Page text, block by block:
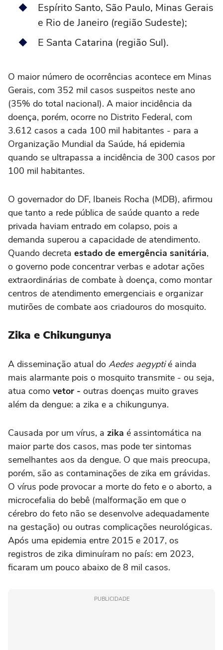
Espírito Santo, São Paulo, Minas Gerais
e Rio de Janeiro (região Sudeste);
E Santa Catarina (região Sul).
O maior número de ocorrências acontece em Minas
Gerais, com 352 mil casos suspeitos neste ano
(35% do total nacional). A maior incidência da
doença, porém, ocorre no Distrito Federal, com
3.612 casos a cada 100 mil habitantes - para a
Organização Mundial da Saúde, há epidemia
quando se ultrapassa a incidência de 300 casos por
100 mil habitantes.
O governador do DF, Ibaneis Rocha (MDB), afirmou
que tanto a rede pública de saúde quanto a rede
privada haviam entrado em colapso, pois a
demanda superou a capacidade de atendimento.
Quando decreta estado de emergência sanitária,
o governo pode concentrar verbas e adotar ações
extraordinárias de combate à doença, como montar
centros de atendimento emergenciais e organizar
mutirões de combate aos criadouros do mosquito.
Zika e Chikungunya
A disseminação atual do Aedes aegyptié ainda
mais alarmante pois o mosquito transmite - ou seja,
atua como vetor - outras doenças muito graves
além da dengue: a zika e a chikungunya.
Causada por um vírus, a zika é assintomática na
maior parte dos casos, mas pode ter sintomas
semelhantes aos da dengue. O que mais preocupa,
porém, são as contaminações de zika em grávidas.
O vírus pode provocar a morte do feto e o aborto, a
microcefalia do bebê (malformação em que o
cérebro do feto não se desenvolve adequadamente
na gestação) ou outras complicações neurológicas.
Após uma epidemia entre 2015 e 2017, os
registros de zika diminuíram no país: em 2023,
ficaram um pouco abaixo de 8 mil casos.
PUBLICIDADE